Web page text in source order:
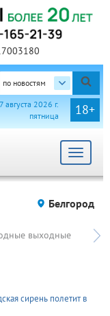
по новостям
18+
7 августа 2026 г.
пятница
Toggle
Белгород
выходные
сирень полетит в